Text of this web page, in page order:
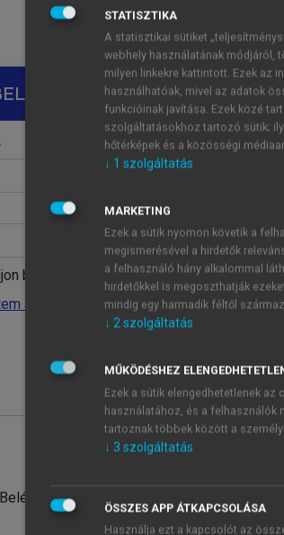
A regisztráció után a
SAJÁT FIÓKKAL
belépve
a jelszavamat
Belépés intézményi azonosítóval
STATISZTIKA
A statisztikai sütiket
webhely használatának módjáról,
milyen linkekre kattintott. Ezek az
használhatóak, mivel az adatok
funkcióinak javítása. Ezek közé
szolgáltatásokhoz tartozó sütik;
hőtérképek és a közösségi
↓ 1 szolgáltatás
MARKETING
Ezek a sütik nyomon követik a
megismerésével a hirdetők
a felhasználó hány alkalommal
hirdetőkkel is megoszthatják
mindig egy harmadik féltől
↓ 2szolgáltatás
MŰKÖDÉSHEZ
Ezek a sütik elengedhetetlenek
használatához, és a felhasználók
tartoznak többek között a
↓ 3 szolgáltatás
ÖSSZES APP ÁTKAPCSOLÁSA
Használja ezt a kapcsolót az